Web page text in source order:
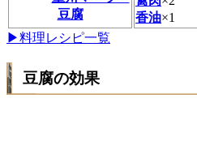
豆腐
香油×1
▶料理レシピ一覧
豆腐の効果